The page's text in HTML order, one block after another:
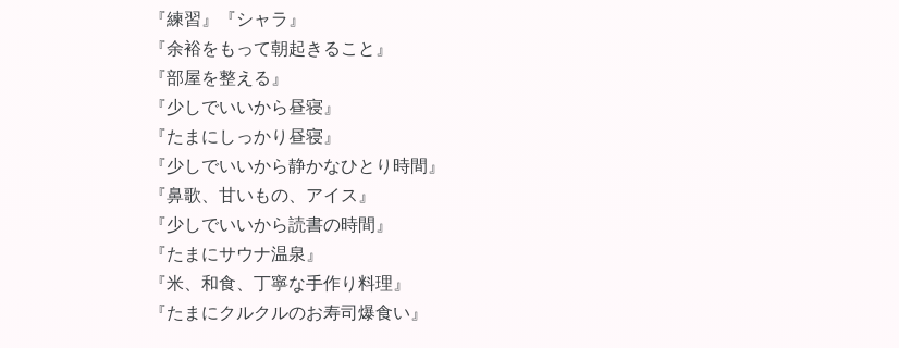
『練習』『シャラ』
『余裕をもって朝起きること』
『部屋を整える』
『少しでいいから昼寝』
『たまにしっかり昼寝』
『少しでいいから静かなひとり時間』
『鼻歌、甘いもの、アイス』
『少しでいいから読書の時間』
『たまにサウナ温泉』
『米、和食、丁寧な手作り料理』
『たまにクルクルのお寿司爆食い』